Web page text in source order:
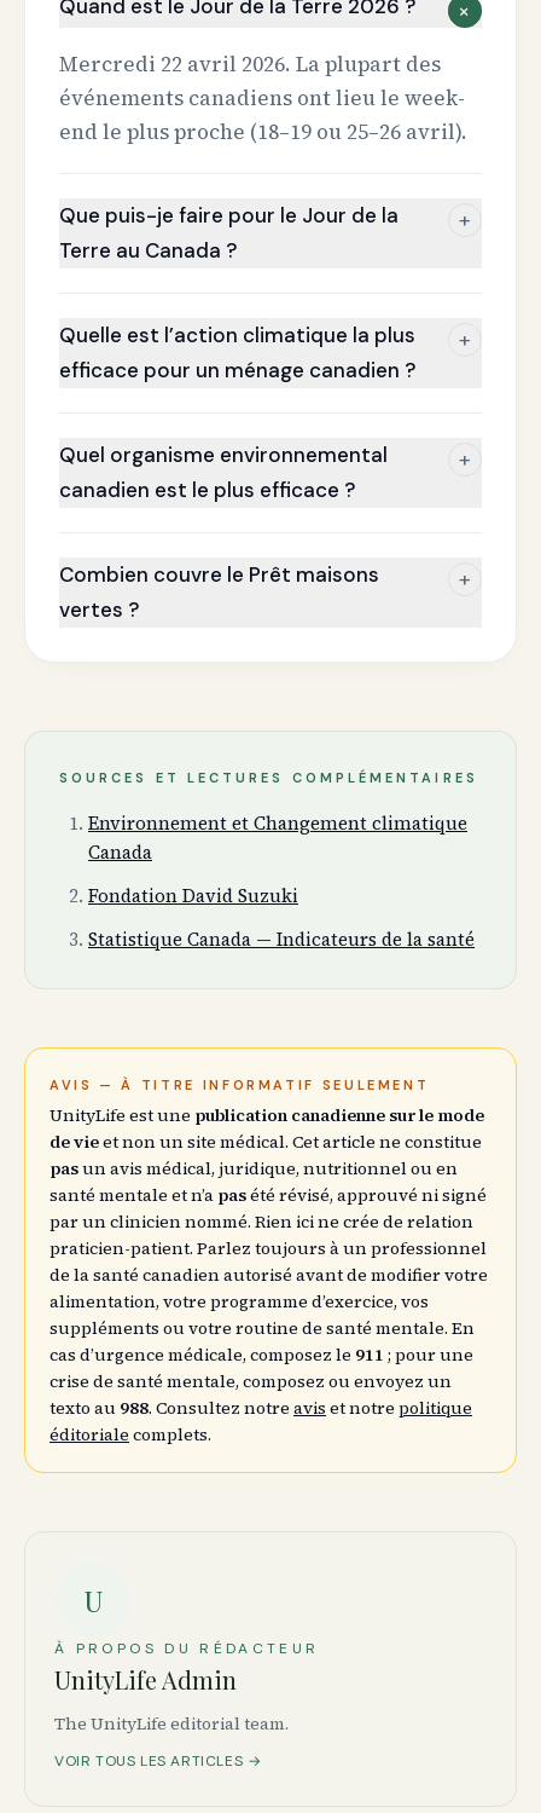
Quand est le Jour de la Terre 2026 ? +
Mercredi 22 avril 2026. La plupart des
événements canadiens ont lieu le week-
end le plus proche (18–19 ou 25–26 avril).
Que puis-je faire pour le Jour de la
Terre au Canada ?
+
Quelle est l’action climatique la plus
efficace pour un ménage canadien ?
+
Quel organisme environnemental
canadien est le plus efficace ?
+
Combien couvre le Prêt maisons
vertes ?
+
SOURCES ET LECTURES COMPLÉMENTAIRES
Environnement et Changement climatique
Canada
Fondation David Suzuki
Statistique Canada — Indicateurs de la santé
AVIS — À TITRE INFORMATIF SEULEMENT
UnityLife est une publication canadienne sur le mode
de vieet non un site médical. Cet article ne constitue
pasun avis médical, juridique, nutritionnel ou en
santé mentale et n’a pasété révisé, approuvé ni signé
par un clinicien nommé. Rien ici ne crée de relation
praticien-patient. Parlez toujours à un professionnel
de la santé canadien autorisé avant de modifier votre
alimentation, votre programme d’exercice, vos
suppléments ou votre routine de santé mentale. En
cas d’urgence médicale, composez le 911 ; pour une
crise de santé mentale, composez ou envoyez un
texto au 988. Consultez notre avis et notre politique
éditoriale complets.
U
À PROPOS DU RÉDACTEUR
UnityLife Admin
The UnityLife editorial team.
VOIR TOUS LES ARTICLES →